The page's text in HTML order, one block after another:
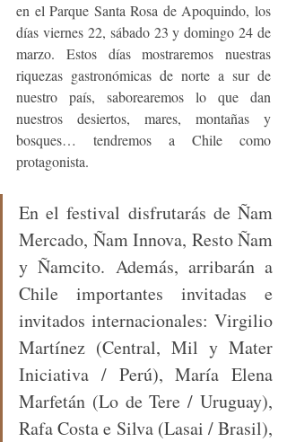
en el Parque Santa Rosa de Apoquindo, los
días viernes 22, sábado 23 y domingo 24 de
marzo. Estos días mostraremos nuestras
riquezas gastronómicas de norte a sur de
nuestro país, saborearemos lo que dan
nuestros desiertos, mares, montañas y
bosques… tendremos a Chile como
protagonista.
En el festival disfrutarás de Ñam
Mercado, Ñam Innova, Resto Ñam
y Ñamcito. Además, arribarán a
Chile importantes invitadas e
invitados internacionales: Virgilio
Martínez (Central, Mil y Mater
Iniciativa / Perú), María Elena
Marfetán (Lo de Tere / Uruguay),
Rafa Costa e Silva (Lasai / Brasil),